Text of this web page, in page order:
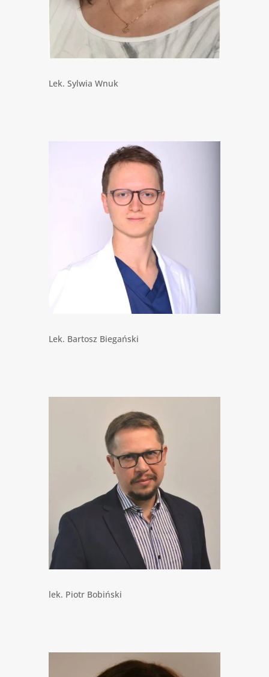
Lek. Sylwia Wnuk
Lek. Bartosz Biegański
lek. Piotr Bobiński